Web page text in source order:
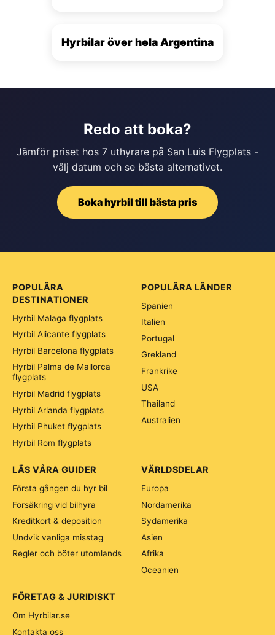
Hyrbilar över hela Argentina
Redo att boka?
Jämför priset hos 7 uthyrare på San Luis Flygplats -
välj datum och se bästa alternativet.
Boka hyrbil till bästa pris
POPULÄRA
DESTINATIONER
Hyrbil Malaga flygplats
Hyrbil Alicante flygplats
Hyrbil Barcelona flygplats
Hyrbil Palma de Mallorca
flygplats
Hyrbil Madrid flygplats
Hyrbil Arlanda flygplats
Hyrbil Phuket flygplats
Hyrbil Rom flygplats
POPULÄRA LÄNDER
Spanien
Italien
Portugal
Grekland
Frankrike
USA
Thailand
Australien
VÄRLDSDELAR
Europa
Nordamerika
Sydamerika
Asien
Afrika
Oceanien
LÄS VÅRA GUIDER
Första gången du hyr bil
Försäkring vid bilhyra
Kreditkort & deposition
Undvik vanliga misstag
Regler och böter utomlands
FÖRETAG & JURIDISKT
Om Hyrbilar.se
Kontakta oss